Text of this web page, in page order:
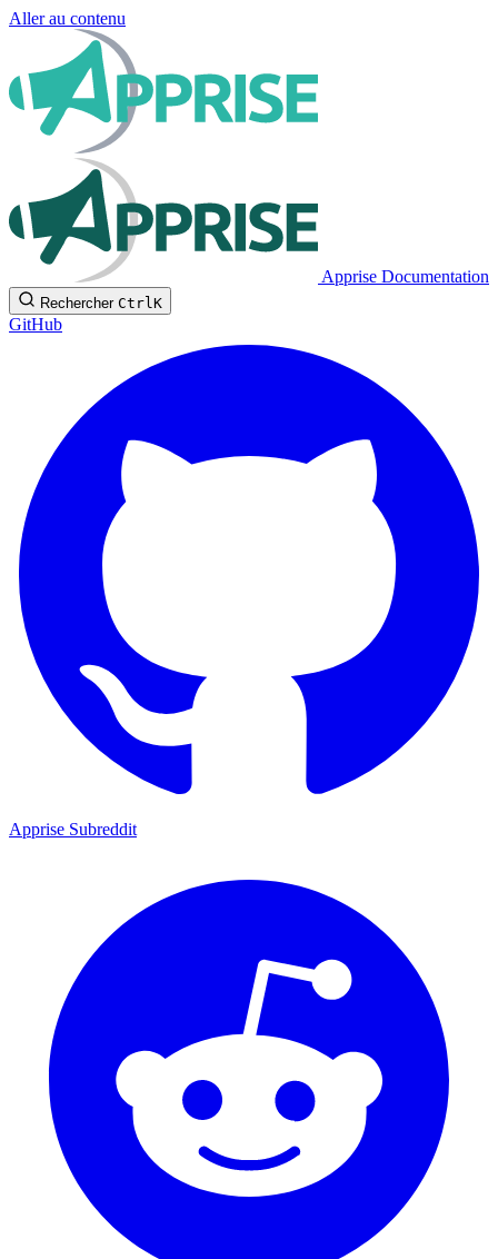
Aller au contenu
Apprise Documentation
Rechercher CtrlK
GitHub
Apprise Subreddit